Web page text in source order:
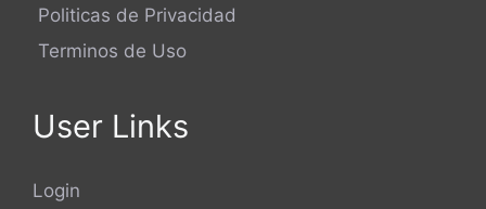
Referimiento por Embargo Retentivo
Demanda en Responsabilidad Civil
Traslado de Juez de Paz
Politicas de Privacidad
Terminos de Uso
User Links
Login